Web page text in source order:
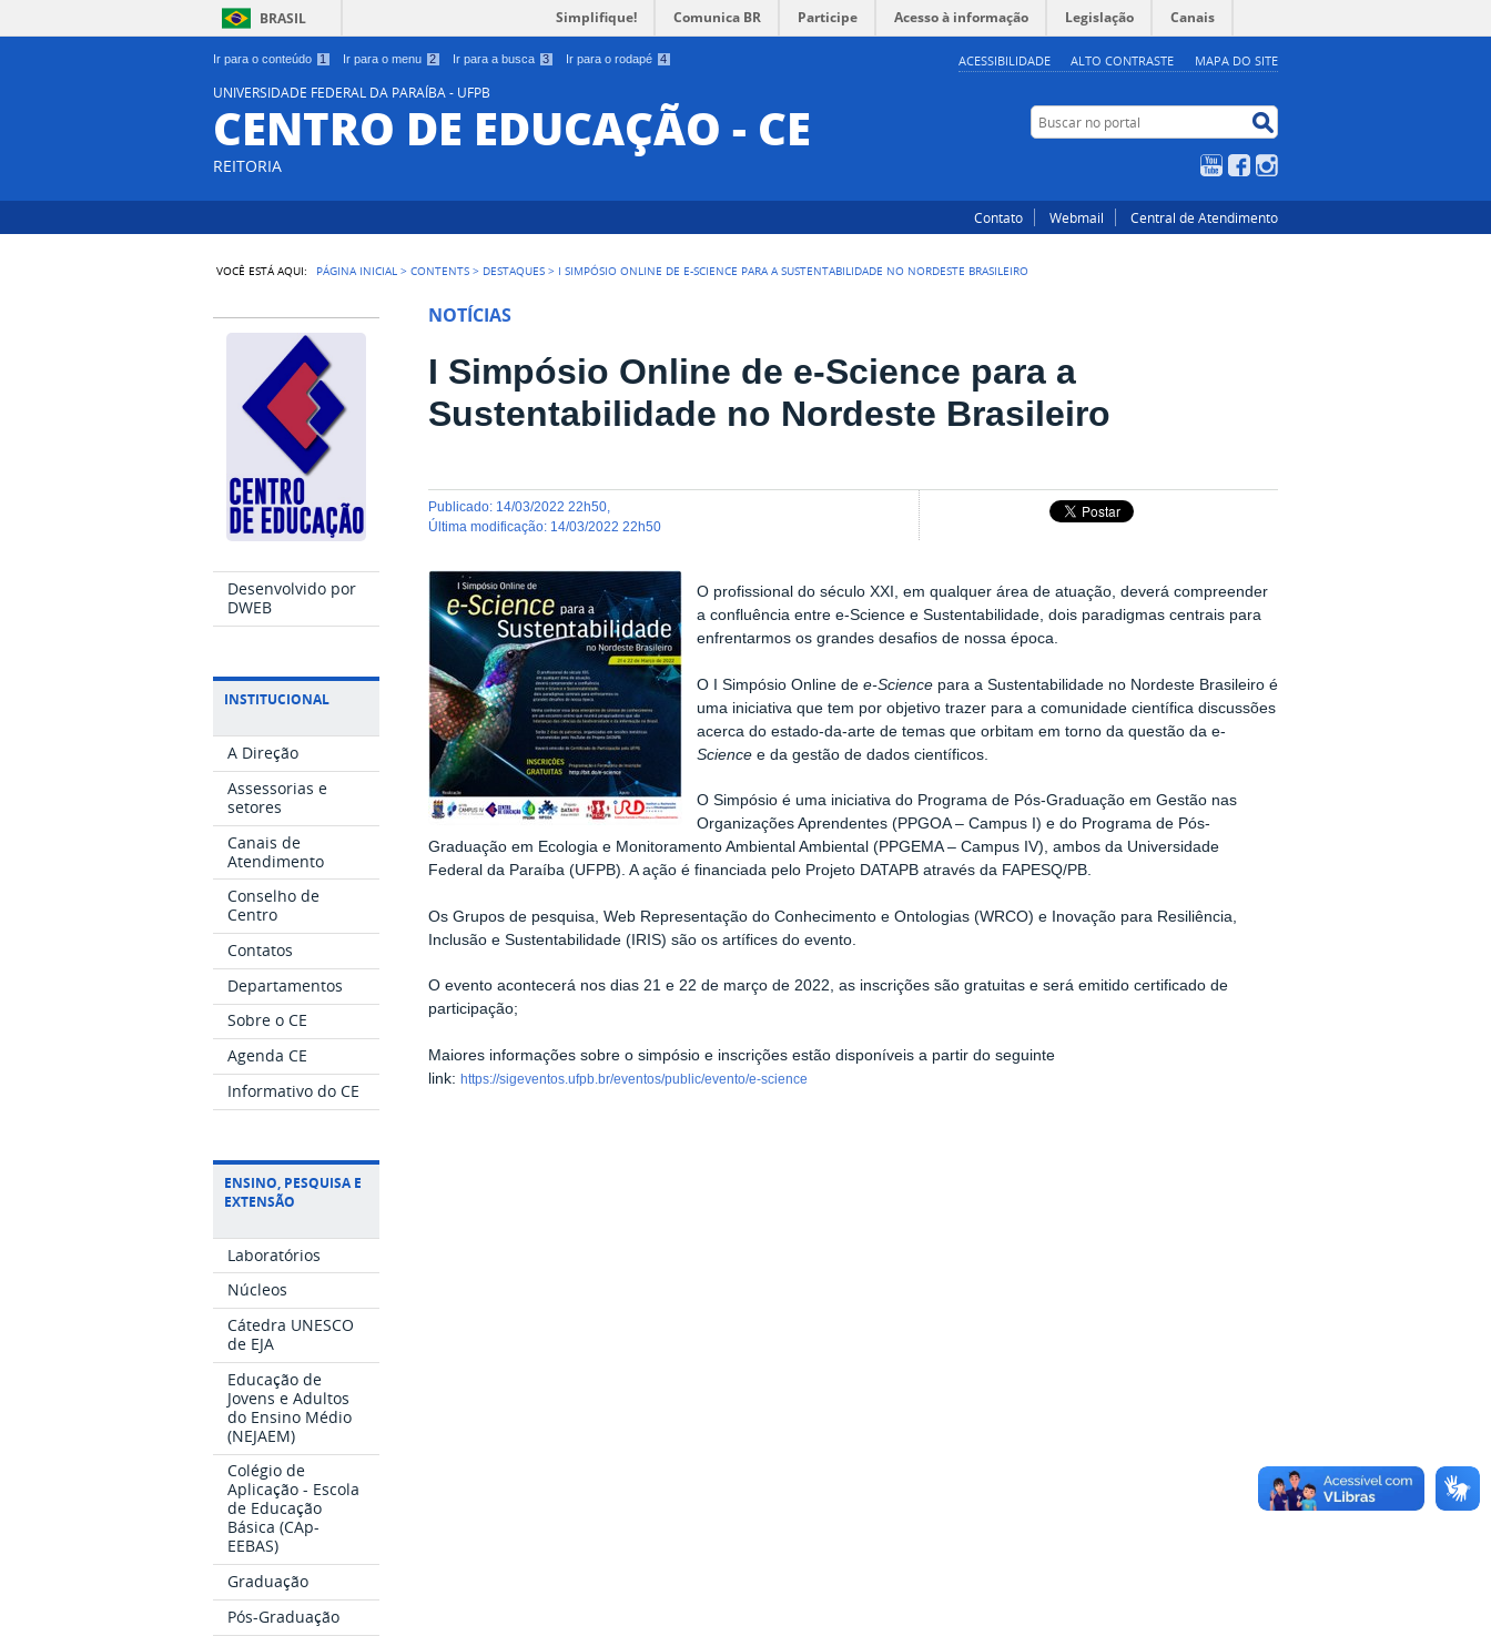
Ir para o conteúdo 1 Ir para o menu 2 Ir para a busca 3 Ir para o rodapé 4 ACESSIBILIDADE ALTO CONTRASTE MAPA DO SITE
BRASIL Simplifique! Comunica BR Participe Acesso à informação Legislação Canais
UNIVERSIDADE FEDERAL DA PARAÍBA - UFPB
CENTRO DE EDUCAÇÃO - CE
REITORIA
Buscar no portal
YouTubeFacebook
Contato Webmail Central de Atendimento
VOCÊ ESTÁ AQUI: PÁGINA INICIAL >CONTENTS > DESTAQUES > I SIMPÓSIO ONLINE DE E-SCIENCE PARA A SUSTENTABILIDADE NO NORDESTE BRASILEIRO
Desenvolvido por
DWEB
INSTITUCIONAL
A Direção
Assessorias e
setores
Canais de
Atendimento
Conselho de
Centro
Contatos
Departamentos
Sobre o CE
Agenda CE
Informativo do CE
ENSINO, PESQUISA E
EXTENSÃO
Laboratórios
Núcleos
Cátedra UNESCO
de EJA
Educação de
Jovens e Adultos
do Ensino Médio
(NEJAEM)
Colégio de
Aplicação - Escola
de Educação
Básica (CAp-
EEBAS)
Graduação
Pós-Graduação
NOTÍCIAS
I Simpósio Online de e-Science para a
Sustentabilidade no Nordeste Brasileiro
publicado: 14/03/2022 22h50
última modificação: 14/03/2022 22h50
O profissional do século XXI, em qualquer área de atuação, deverá compreender
a confluência entre e-Science e Sustentabilidade, dois paradigmas centrais para
enfrentarmos os grandes desafios de nossa época.
O I Simpósio Online de e-Sciencepara a Sustentabilidade no Nordeste Brasileiro é
uma iniciativa que tem por objetivo trazer para a comunidade científica discussões
acerca do estado-da-arte de temas que orbitam em torno da questão da e-
Sciencee da gestão de dados científicos.
O Simpósio é uma iniciativa do Programa de Pós-Graduação em Gestão nas
Organizações Aprendentes (PPGOA – Campus I) e do Programa de Pós-
Graduação em Ecologia e Monitoramento Ambiental Ambiental (PPGEMA – Campus IV), ambos da Universidade
Federal da Paraíba (UFPB). A ação é financiada pelo Projeto DATAPB através da FAPESQ/PB.
Os Grupos de pesquisa, Web Representação do Conhecimento e Ontologias (WRCO) e Inovação para Resiliência,
Inclusão e Sustentabilidade (IRIS) são os artífices do evento.
O evento acontecerá nos dias 21 e 22 de março de 2022, as inscrições são gratuitas e será emitido certificado de
participação;
Maiores informações sobre o simpósio e inscrições estão disponíveis a partir do seguinte
link:https://sigeventos.ufpb.br/eventos/public/evento/e-science